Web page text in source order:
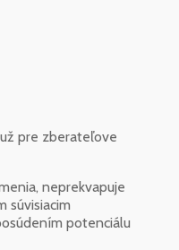
pre zberateľove
neprekvapuje
súvisiacim
potenciálu